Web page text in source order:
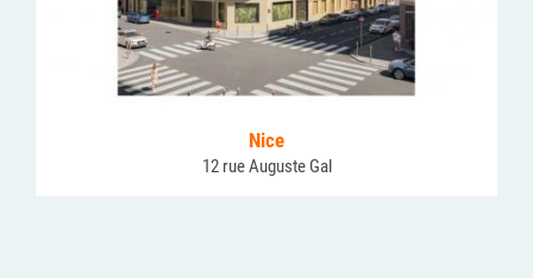
Nice
12 rue Auguste Gal